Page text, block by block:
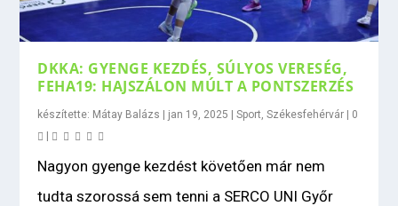
DKKA: GYENGE KEZDÉS, SÚLYOS VERESÉG,
FEHA19: HAJSZÁLON MÚLT A PONTSZERZÉS
készítette: Mátay Balázs | jan 19, 2025 |Sport ,Székesfehérvár | 0
|
Nagyon gyenge kezdést követően már nem
tudta szorossá sem tenni a SERCO UNI Győr